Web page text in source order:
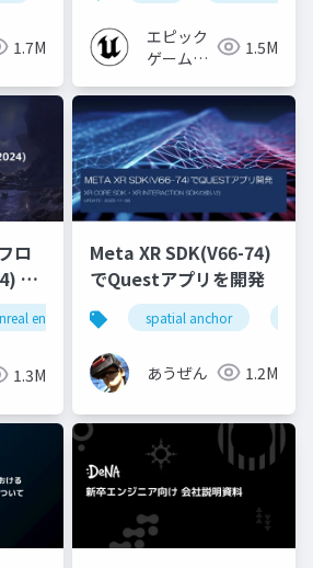
1.7M
エピック
ゲームズ
1.5M
ロ
engine ue-rendering
1.3M
Meta XR SDK(V66-74)
でQuestアプリを開発
spatial anchor
あうぜん 1.2M